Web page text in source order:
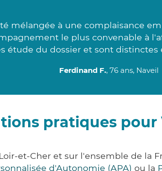
mélangée à une complaisance
le plus convenable à
étude du dossier et sont distinctes
Ferdinand F., 76 ans, Naveil
pratiques pour
et-Cher et sur l'ensemble de la
d'Autonomie (APA) ou la